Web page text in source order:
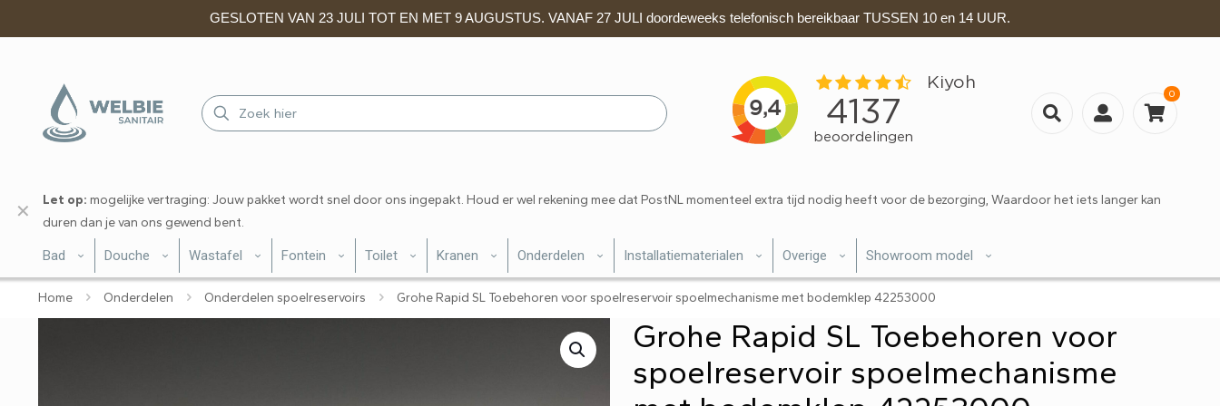
GESLOTEN VAN 23 JULI TOT EN MET 9 AUGUSTUS. VANAF 27 JULI doordeweeks telefonisch bereikbaar TUSSEN 10 en 14 UUR.
0
Let op: mogelijke vertraging: Jouw pakket wordt snel door ons ingepakt. Houd er wel rekening mee dat PostNL momenteel extra tijd nodig heeft voor de bezorging, Waardoor het iets langer kan
duren dan je van ons gewend bent.
✕
Bad Douche Wastafel Fontein Toilet Kranen Onderdelen Installatiematerialen Overige Showroom model
Home Onderdelen Onderdelen spoelreservoirs Grohe Rapid SL Toebehoren voor spoelreservoir spoelmechanisme met bodemklep 42253000
Grohe Rapid SL Toebehoren voor
spoelreservoir spoelmechanisme